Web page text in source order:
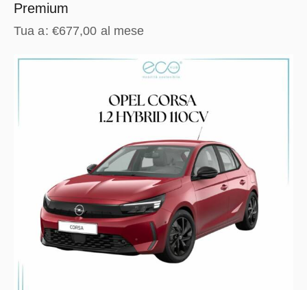
Premium
Tua a: €677,00 al mese